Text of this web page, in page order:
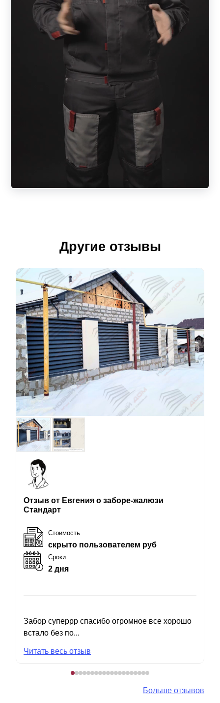
Другие отзывы
Отзыв от Евгения о заборе-жалюзи
Стандарт
Стоимость
скрыто пользователем руб
Сроки
2 дня
Забор суперрр спасибо огромное все хорошо
встало без по...
Читать весь отзыв
Больше отзывов